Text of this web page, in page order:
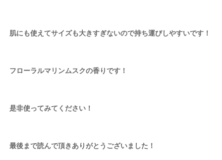
肌にも使えてサイズも大きすぎないので持ち運びしやすいです！
フローラルマリンムスクの香りです！
是非使ってみてください！
最後まで読んで頂きありがとうございました！